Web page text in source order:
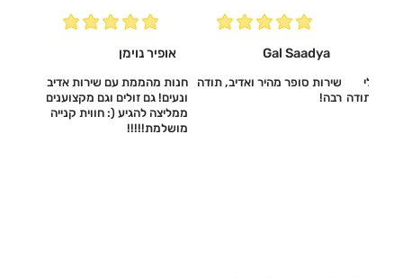
אופיר נוימן
חנות מהממת עם שירות אדיב
ונעים! גם זולים וגם מקצוענים
ממליצה להגיע (: חווית קנייה
מושלמת!!!!!‎
Gal Saadya
שירות סופר מהיר ואדיב, תודה
רבה!
לי
תודה